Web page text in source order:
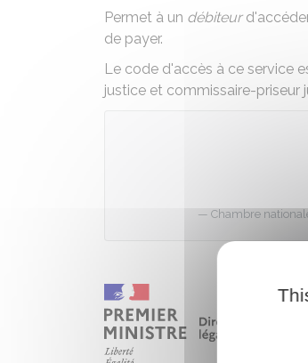
Permet à un débiteur
de payer.
Le code d'accès à ce service
justice et commissaire-priseur
Chambre